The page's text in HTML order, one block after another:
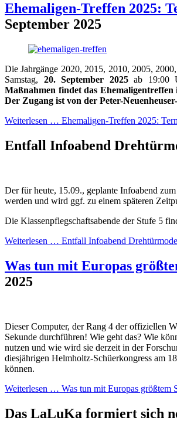
Ehemaligen-Treffen 2025:
September 2025
Die Jahrgänge 2020, 2015, 2010, 2005,
Samstag, 20. September 2025ab 19:00
Maßnahmen findet das
Der Zugang ist von der Peter-
Weiterlesen … Ehemaligen-Treffen 2025:
Entfall Infoabend
Der für heute, 15.09., geplante Infoabend
werden und wird ggf. zu einem späteren
Die Klassenpflegschaftsabende der Stufe 5
Weiterlesen … Entfall Infoabend
Was tun mit Europas
2025
Dieser Computer, der Rang 4 der offiziellen
Sekunde durchführen! Wie geht das? Wie
nutzen und wie wird sie derzeit in der
diesjährigen Helmholtz-Schüerkongress am
können.
Weiterlesen … Was tun mit Europas größtem
Das LaLuKa formiert sich